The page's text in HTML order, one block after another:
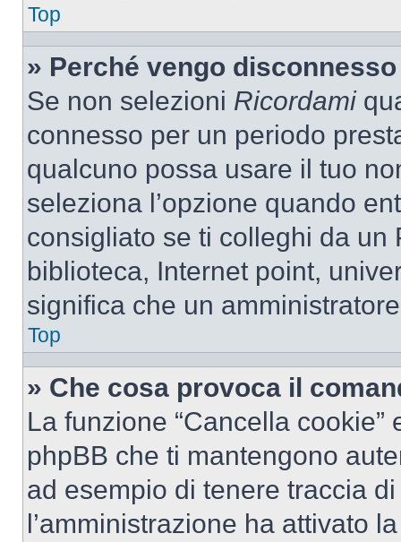
Top
» Perché vengo
Se non selezioni Ricordami
connesso per un periodo
qualcuno possa usare il tuo
seleziona l’opzione quando
consigliato se ti colleghi da un
biblioteca, Internet point,
significa che un
Top
» Che cosa provoca il
La funzione “Cancella
phpBB che ti mantengono
ad esempio di tenere traccia
l’amministrazione ha attivato